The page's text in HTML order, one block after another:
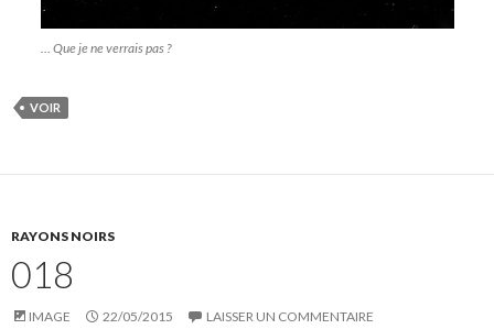
… Que je ne verrais pas ?
VOIR
RAYONS NOIRS
018
IMAGE 22/05/2015 LAISSER UN COMMENTAIRE